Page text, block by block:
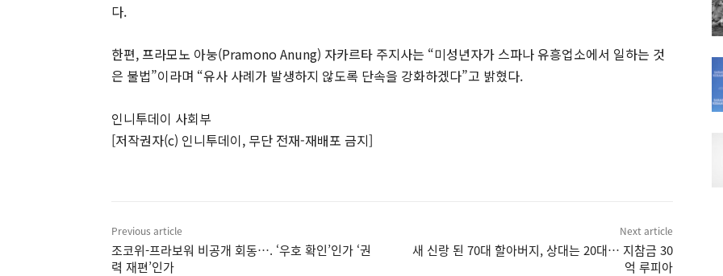
다.
한편, 프라모노 아눙(Pramono Anung) 자카르타 주지사는 “미성년자가 스파나 유흥업소에서 일하는 것
은 불법”이라며 “유사 사례가 발생하지 않도록 단속을 강화하겠다”고 밝혔다.
인니투데이 사회부
[저작권자(c) 인니투데이, 무단 전재-재배포 금지]
Previous article
조코위-프라보워 비공개 회동…. ‘우호 확인’인가 ‘권
력 재편’인가
Next article
새 신랑 된 70대 할아버지, 상대는 20대… 지참금 30
억 루피아